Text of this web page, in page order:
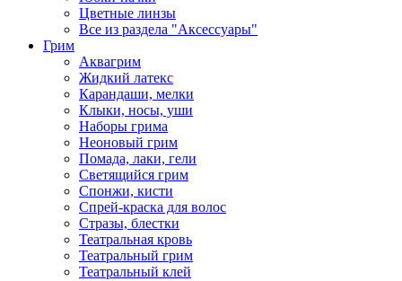
Цветные линзы
Все из раздела "Аксессуары"
Грим
Аквагрим
Жидкий латекс
Карандаши, мелки
Клыки, носы, уши
Наборы грима
Неоновый грим
Помада, лаки, гели
Светящийся грим
Спонжи, кисти
Спрей-краска для волос
Стразы, блестки
Театральная кровь
Театральный грим
Театральный клей